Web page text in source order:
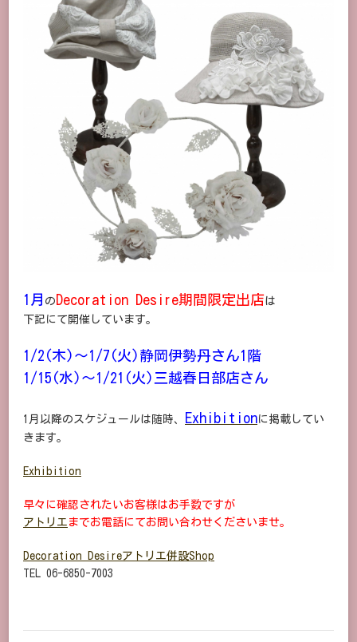
1月 の Decoration Desire期間限定出店は
下記にて開催しています。
1/2(木)～1/7(火)静岡伊勢丹さん1階
1/15(水)～1/21(火)三越春日部店さん
1月以降のスケジュールは随時、 Exhibitionに掲載してい
きます。
Exhibition
早々に確認されたいお客様はお手数ですが
アトリエ までお電話にてお問い合わせくださいませ。
Decoration Desireアトリエ併設Shop
TEL 06-6850-7003